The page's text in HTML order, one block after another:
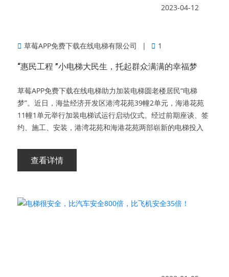
2023-04-12
草莓APP免费下载在线电梯有限公司 1
“惠民工程 ”小电梯大民生，托起群众满满的幸福梦
草莓APP免费下载在线电梯助力加装电梯圆老楼居民“电梯
梦”。近日，海盐经济开发区港湾花苑39幢2单元，海港花苑
11幢1单元举行加装电梯试运行启动仪式。经过前期座谈、签
约、施工、安装，港湾花苑和海港花苑两部崭新的电梯投入
查看详情